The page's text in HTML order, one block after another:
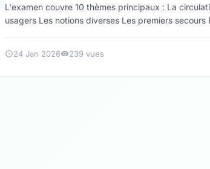
L'examen couvre 10 thèmes principaux : La
usagers Les notions diverses Les premiers secours
24 Jan 2026 239 vues